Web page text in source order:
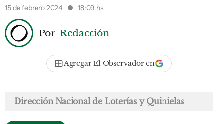
15 de febrero 2024
18:09 hs
Por Redacción
Agregar El Observador en
Dirección Nacional de Loterías y Quinielas